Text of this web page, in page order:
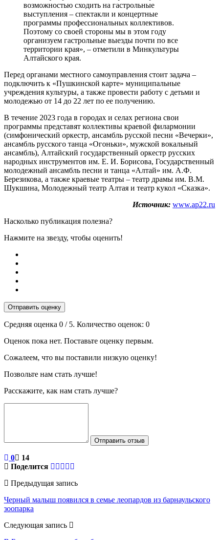
возможностью сходить на гастрольные
выступления – спектакли и концертные
программы профессиональных коллективов.
Поэтому со своей стороны мы в этом году
организуем гастрольные выезды почти по все
территории края», – отметили в Минкультуры
Алтайского края.
Перед органами местного самоуправления стоит задача –
подключить к «Пушкинской карте» муниципальные
учреждения культуры, а также провести работу с детьми и
молодежью от 14 до 22 лет по ее получению.
В течение 2023 года в городах и селах региона свои
программы представят коллективы краевой филармонии
(симфонический оркестр, ансамбль русской песни «Вечерки»,
ансамбль русского танца «Огоньки», мужской вокальный
ансамбль), Алтайский государственный оркестр русских
народных инструментов им. Е. И. Борисова, Государственный
молодежный ансамбль песни и танца «Алтай» им. А.Ф.
Березикова, а также краевые театры – театр драмы им. В.М.
Шукшина, Молодежный театр Алтая и театр кукол «Сказка».
Источник: www.ap22.ru
Насколько публикация полезна?
Нажмите на звезду, чтобы оценить!
Отправить оценку
Средняя оценка 0 / 5. Количество оценок: 0
Оценок пока нет. Поставьте оценку первым.
Сожалеем, что вы поставили низкую оценку!
Позвольте нам стать лучше!
Расскажите, как нам стать лучше?
Отправить отзыв
0
14
Поделится
Предыдущая запись
Черный малыш появился в семье леопардов из барнаульского
зоопарка
Следующая запись